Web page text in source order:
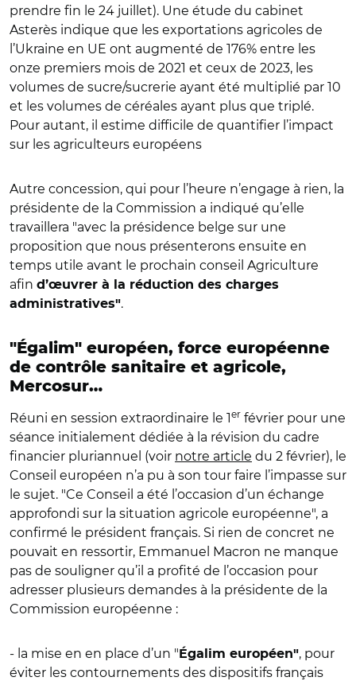
prendre fin le 24 juillet). Une étude du cabinet
Asterès indique que les exportations agricoles de
l’Ukraine en UE ont augmenté de 176% entre les
onze premiers mois de 2021 et ceux de 2023, les
volumes de sucre/sucrerie ayant été multiplié par 10
et les volumes de céréales ayant plus que triplé.
Pour autant, il estime difficile de quantifier l’impact
sur les agriculteurs européens
Autre concession, qui pour l’heure n’engage à rien, la
présidente de la Commission a indiqué qu’elle
travaillera "avec la présidence belge sur une
proposition que nous présenterons ensuite en
temps utile avant le prochain conseil Agriculture
afin d’œuvrer à la réduction des charges
administratives".
"Égalim" européen, force européenne
de contrôle sanitaire et agricole,
Mercosur…
Réuni en session extraordinaire le 1er février pour une
séance initialement dédiée à la révision du cadre
financier pluriannuel (voir notre article du 2 février), le
Conseil européen n’a pu à son tour faire l’impasse sur
le sujet. "Ce Conseil a été l’occasion d’un échange
approfondi sur la situation agricole européenne", a
confirmé le président français. Si rien de concret ne
pouvait en ressortir, Emmanuel Macron ne manque
pas de souligner qu’il a profité de l’occasion pour
adresser plusieurs demandes à la présidente de la
Commission européenne :
- la mise en en place d’un " Égalim européen", pour
éviter les contournements des dispositifs français